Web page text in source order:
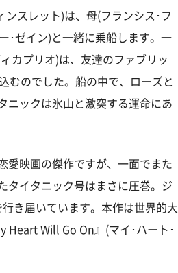
スレット)は、母(フランシス･フ
･ゼイン)と一緒に乗船します。一
カプリオ)は、友達のファブリッ
むのでした。船の中で、ローズと
ニックは氷山と激突する運命にあ
愛映画の傑作ですが、一面でまた
タイタニック号はまさに圧巻。ジ
き届いています。本作は世界的大
Heart Will Go On』(マイ･ハート･